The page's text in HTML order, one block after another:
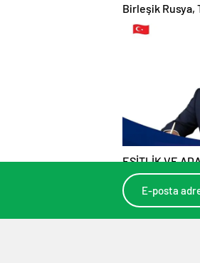
Birleşik Rusya,
“Kar İnişi”
EŞİTLİK VE